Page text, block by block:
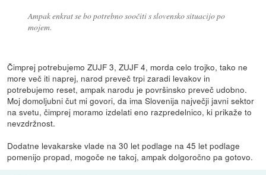
Ampak enkrat se bo potrebno soočiti s slovensko situacijo po
mojem.
Čimprej potrebujemo ZUJF 3, ZUJF 4, morda celo trojko, tako ne
more več iti naprej, narod preveč trpi zaradi levakov in
potrebujemo reset, ampak narodu je površinsko preveč udobno.
Moj domoljubni čut mi govori, da ima Slovenija največji javni sektor
na svetu, čimprej moramo izdelati eno razpredelnico, ki prikaže to
nevzdržnost.
Dodatne levakarske vlade na 30 let podlage na 45 let podlage
pomenijo propad, mogoče ne takoj, ampak dolgoročno pa gotovo.